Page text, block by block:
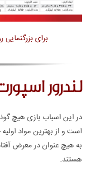
برای
لندرور
در این اسباب بازی هیچ
است و از بهترین مواد
به هیچ عنوان در معرض
هستند.